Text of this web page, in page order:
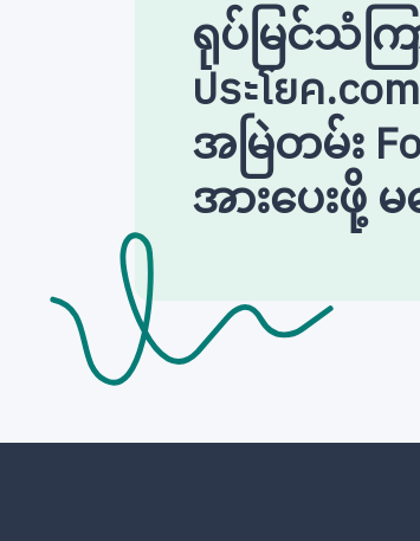
ရုပ်မြင်သံ
ประโยค
အမြဲတမ်း
အားပေးဖို့ မ